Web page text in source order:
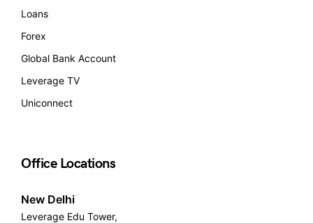
Loans
Forex
Global Bank Account
Leverage TV
Uniconnect
Office Locations
New Delhi
Leverage Edu Tower,